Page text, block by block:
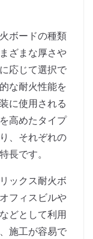
ボードの種類
ざまな厚さや
応じて選択で
な耐火性能を
に使用される
高めたタイプ
、それぞれの
長です。
ックス耐火ボ
フィスビルや
どとして利用
施工が容易で